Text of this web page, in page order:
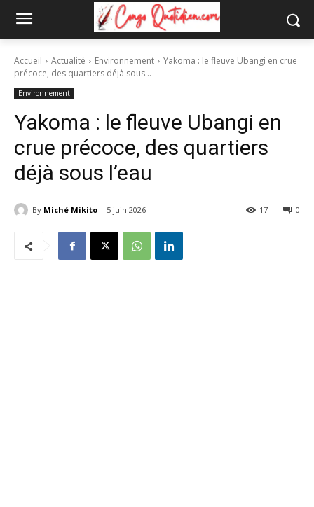
Accueil Actualité Environnement
Yakoma : le fleuve Ubangi en crue
précoce, des quartiers déjà sous...
Environnement
Yakoma : le fleuve Ubangi en
crue précoce, des quartiers
déjà sous l’eau
By Miché Mikito 5 juin 2026 0
17